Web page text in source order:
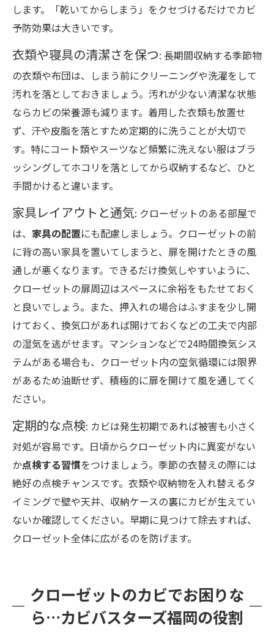
します。「乾いてからしまう」をクセづけるだけでカビ
予防効果は大きいです。
衣類や寝具の清潔さを保つ: 長期間収納する季節物
の衣類や布団は、しまう前にクリーニングや洗濯をして
汚れを落としておきましょう。汚れが少ない清潔な状態
ならカビの栄養源も減ります。着用した衣類も放置せ
ず、汗や皮脂を落とすため定期的に洗うことが大切で
す。特にコート類やスーツなど頻繁に洗えない服はブラ
ッシングしてホコリを落としてから収納するなど、ひと
手間かけると違います。
家具レイアウトと通気: クローゼットのある部屋で
は、 家具の配置にも配慮しましょう。クローゼットの前
に背の高い家具を置いてしまうと、扉を開けたときの風
通しが悪くなります。できるだけ換気しやすいように、
クローゼットの扉周辺はスペースに余裕をもたせておく
と良いでしょう。また、押入れの場合はふすまを少し開
けておく、換気口があれば開けておくなどの工夫で内部
の湿気を逃がせます。マンションなどで24時間換気シス
テムがある場合も、クローゼット内の空気循環には限界
があるため油断せず、積極的に扉を開けて風を通してく
ださい。
定期的な点検: カビは発生初期であれば被害も小さく
対処が容易です。日頃からクローゼット内に異変がない
か点検する習慣をつけましょう。季節の衣替えの際には
絶好の点検チャンスです。衣類や収納物を入れ替えるタ
イミングで壁や天井、収納ケースの裏にカビが生えてい
ないか確認してください。早期に見つけて除去すれば、
クローゼット全体に広がるのを防げます。
クローゼットのカビでお困りな
ら…カビバスターズ福岡の役割